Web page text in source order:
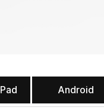
Android